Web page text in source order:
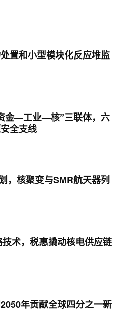
置和小型模块化反应堆监
金—工业—核”三联体，六
全支线
，核聚变与SMR航天器列
术，税惠撬动核电供应链
年贡献全球四分之一新